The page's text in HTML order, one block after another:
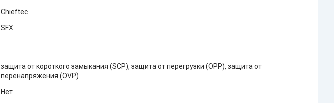
Chieftec
SFX
защита от короткого замыкания (SCP), защита от перегрузки (OPP), защита от
перенапряжения (OVP)
Нет